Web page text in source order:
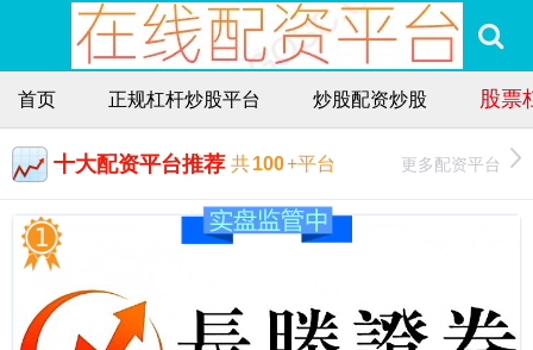
首页 正规杠杆炒股平台 炒股配资炒股 股票
十大配资平台推荐 共100+平台 更多配资平台